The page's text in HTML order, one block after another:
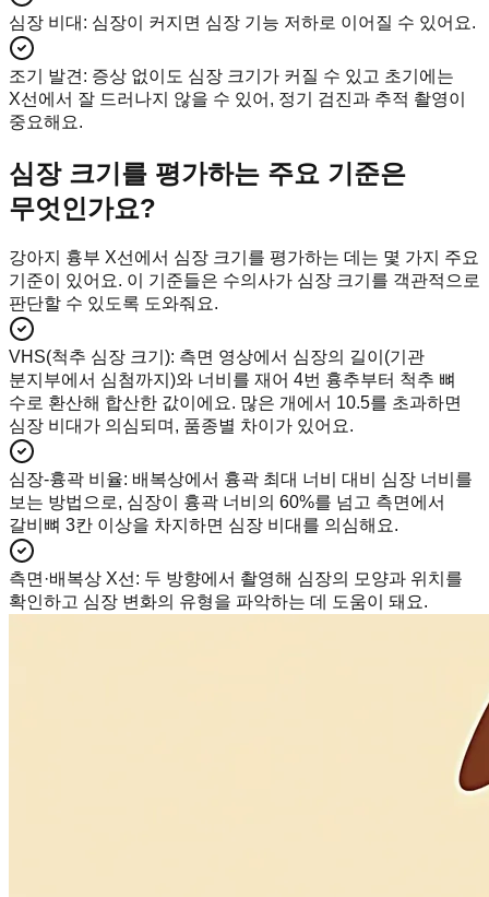
심장 비대 : 심장이 커지면 심장 기능 저하로 이어질 수 있어요.
조기 발견 : 증상 없이도 심장 크기가 커질 수 있고 초기에는
X선에서 잘 드러나지 않을 수 있어, 정기 검진과 추적 촬영이
중요해요.
심장 크기를 평가하는 주요 기준은
무엇인가요?
강아지 흉부 X선에서 심장 크기를 평가하는 데는 몇 가지 주요
기준이 있어요. 이 기준들은 수의사가 심장 크기를 객관적으로
판단할 수 있도록 도와줘요.
VHS(척추 심장 크기): 측면 영상에서 심장의 길이(기관
분지부에서 심첨까지)와 너비를 재어 4번 흉추부터 척추 뼈
수로 환산해 합산한 값이에요. 많은 개에서 10.5를 초과하면
심장 비대가 의심되며, 품종별 차이가 있어요.
심장-흉곽 비율: 배복상에서 흉곽 최대 너비 대비 심장 너비를
보는 방법으로, 심장이 흉곽 너비의 60%를 넘고 측면에서
갈비뼈 3칸 이상을 차지하면 심장 비대를 의심해요.
측면·배복상 X선: 두 방향에서 촬영해 심장의 모양과 위치를
확인하고 심장 변화의 유형을 파악하는 데 도움이 돼요.